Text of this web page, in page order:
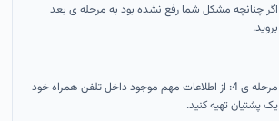
اگر چنانچه مشکل شما رفع نشده بود به مرحله ی بعد
بروید.
مرحله ی 4: از اطلاعات مهم موجود داخل تلفن همراه خود
یک پشتیان تهیه کنید.